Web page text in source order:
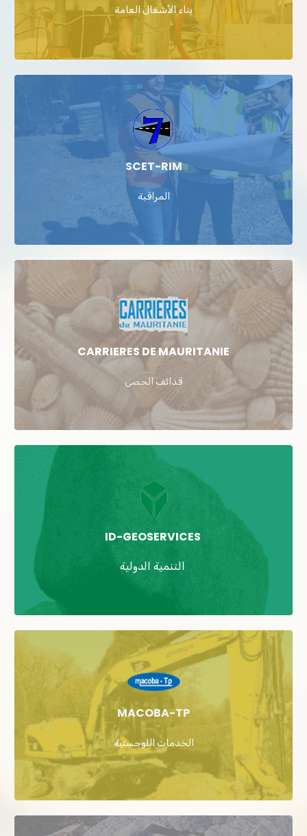
بناء الأشغال العامة
SCET-RIM
المراقبة
CARRIERES DE MAURITANIE
قذائف الحصى
ID-GEOSERVICES
التنمية الدولية
MACOBA-TP
الخدمات اللوجستية